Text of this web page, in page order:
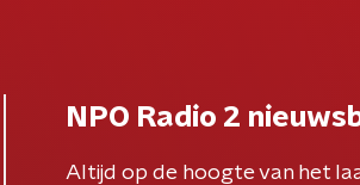
NPO Radio 2
Altijd op de hoogte van het